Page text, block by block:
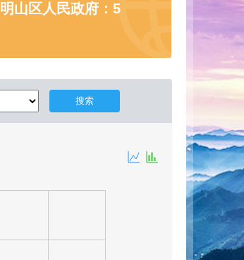
明山区人民政府：5
搜索